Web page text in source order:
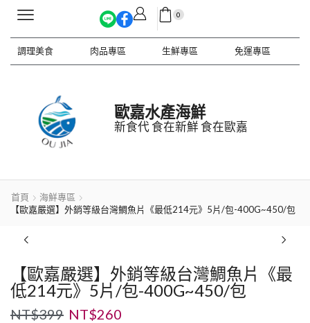
0
調理美食 肉品專區 生鮮專區 免運專區
歐嘉水產海鮮
新食代 食在新鮮 食在歐嘉
首頁
海鮮專區
【歐嘉嚴選】外銷等級台灣鯛魚片《最低214元》5片/包-400G~450/包
【歐嘉嚴選】外銷等級台灣鯛魚片《最
低214元》5片/包-400G~450/包
NT$399 NT$260